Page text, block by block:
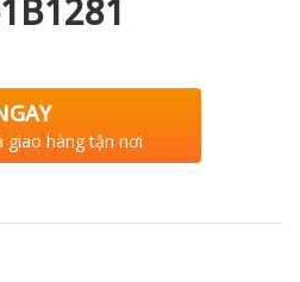
giao hàng tận nơi